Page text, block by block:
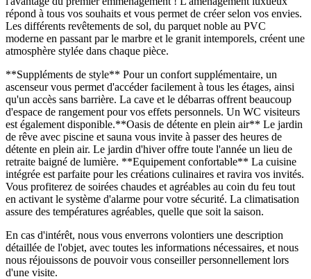
répond à tous vos souhaits et vous permet de créer selon vos envies.
Les différents revêtements de sol, du parquet noble au PVC
moderne en passant par le marbre et le granit intemporels, créent une
atmosphère stylée dans chaque pièce.
**Suppléments de style** Pour un confort supplémentaire, un
ascenseur vous permet d'accéder facilement à tous les étages, ainsi
qu'un accès sans barrière. La cave et le débarras offrent beaucoup
d'espace de rangement pour vos effets personnels. Un WC visiteurs
est également disponible.**Oasis de détente en plein air** Le jardin
de rêve avec piscine et sauna vous invite à passer des heures de
détente en plein air. Le jardin d'hiver offre toute l'année un lieu de
retraite baigné de lumière. **Equipement confortable** La cuisine
intégrée est parfaite pour les créations culinaires et ravira vos invités.
Vous profiterez de soirées chaudes et agréables au coin du feu tout
en activant le système d'alarme pour votre sécurité. La climatisation
assure des températures agréables, quelle que soit la saison.
En cas d'intérêt, nous vous enverrons volontiers une description
détaillée de l'objet, avec toutes les informations nécessaires, et nous
nous réjouissons de pouvoir vous conseiller personnellement lors
d'une visite.